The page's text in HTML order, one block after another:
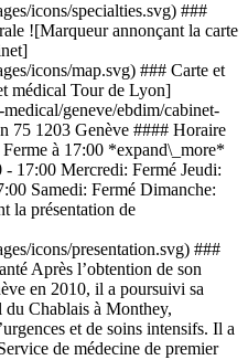
icons/specialties.svg) ###
![Marqueur annonçant la carte
icons/map.svg) ### Carte et
médical Tour de Lyon]
geneve/ebdim/cabinet-
75 1203 Genève #### Horaire
à 17:00 *expand\_more*
17:00 Mercredi: Fermé Jeudi:
Samedi: Fermé Dimanche:
la présentation de
icons/presentation.svg) ###
Après l’obtention de son
en 2010, il a poursuivi sa
du Chablais à Monthey,
et de soins intensifs. Il a
de médecine de premier